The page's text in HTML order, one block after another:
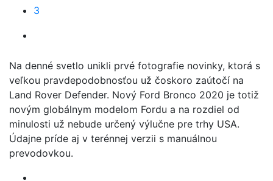
3
Na denné svetlo unikli prvé fotografie novinky, ktorá s
veľkou pravdepodobnosťou už čoskoro zaútočí na
Land Rover Defender. Nový Ford Bronco 2020 je totiž
novým globálnym modelom Fordu a na rozdiel od
minulosti už nebude určený výlučne pre trhy USA.
Údajne príde aj v terénnej verzii s manuálnou
prevodovkou.